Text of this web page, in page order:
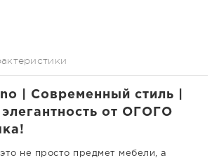
| Современный стиль |
от ОГОГО
не просто предмет мебели, а